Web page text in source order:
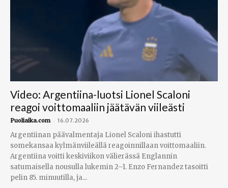
Video: Argentiina-luotsi Lionel Scaloni
reagoi voittomaaliin jäätävän viileästi
Puoliaika.com - 16.07.2026
Argentiinan päävalmentaja Lionel Scaloni ihastutti
somekansaa kylmänviileällä reagoinnillaan voittomaaliin.
Argentiina voitti keskiviikon välierässä Englannin
satumaisella nousulla lukemin 2–1. Enzo Fernandez tasoitti
pelin 85. minuutilla, ja...